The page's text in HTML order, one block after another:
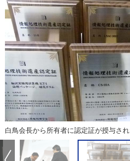
白鳥会長から所有者に認定証が授与され